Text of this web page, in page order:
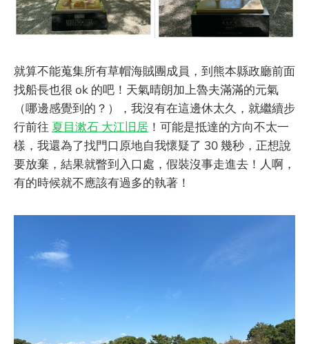
就算不能蒐集所有草帽海賊團成員，到熊本縣政廳前面
找船長也很 ok 的吧！天氣晴朗加上魯夫滿滿的元氣
（哪邊感覺到的？），我沒有在這邊休太久，就繼續步
行前往 夏目漱石 大江旧居 ！可能是抵達的方向不太一
樣，我還為了找門口原地自我懷疑了 30 幾秒，正想說
要放棄，結果就瞥到入口處，假裝沒事走進去！人啊，
有的時候就不應該有過多的執著！